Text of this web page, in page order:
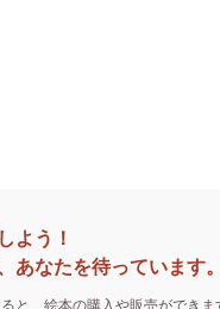
よう！
あなたを待っています
と、 絵本の購入や販売ができま